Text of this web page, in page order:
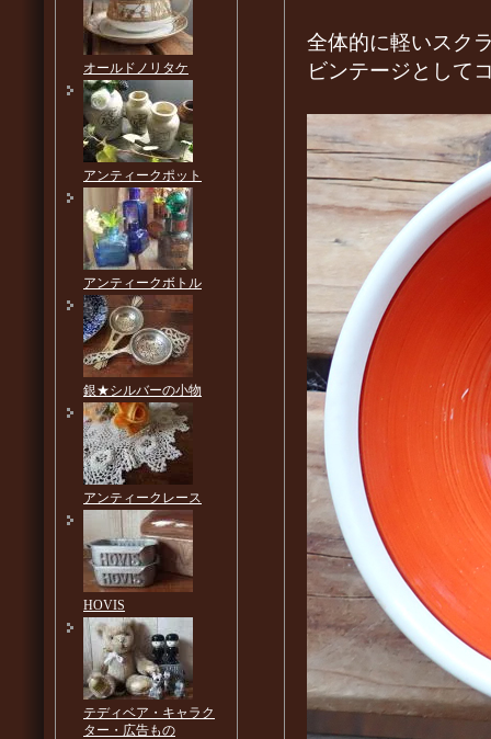
全体的に軽いスク
ビンテージとして
オールドノリタケ
アンティークポット
アンティークボトル
銀★シルバーの小物
アンティークレース
HOVIS
テディベア・キャラク
ター・広告もの